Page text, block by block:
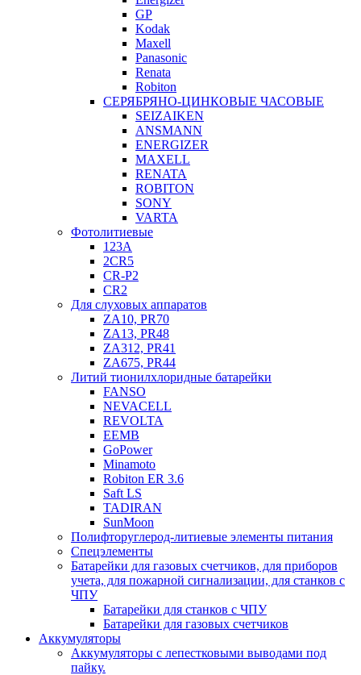
GP
Kodak
Maxell
Panasonic
Renata
Robiton
СЕРЯБРЯНО-ЦИНКОВЫЕ ЧАСОВЫЕ
SEIZAIKEN
ANSMANN
ENERGIZER
MAXELL
RENATA
ROBITON
SONY
VARTA
Фотолитиевые
123A
2CR5
CR-P2
CR2
Для слуховых аппаратов
ZA10, PR70
ZA13, PR48
ZA312, PR41
ZA675, PR44
Литий тионилхлоридные батарейки
FANSO
NEVACELL
REVOLTA
EEMB
GoPower
Minamoto
Robiton ER 3.6
Saft LS
TADIRAN
SunMoon
Полифторуглерод-литиевые элементы питания
Спецэлементы
Батарейки для газовых счетчиков, для приборов
учета, для пожарной сигнализации, для станков с
ЧПУ
Батарейки для станков с ЧПУ
Батарейки для газовых счетчиков
Аккумуляторы
Аккумуляторы с лепестковыми выводами под
пайку.